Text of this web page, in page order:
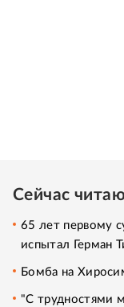
Сейчас
65 лет первому
испытал Герман
Бомба на
"С трудностями